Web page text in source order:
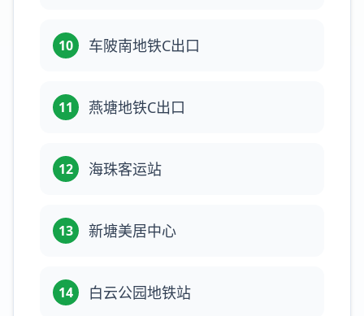
10 车陂南地铁C出口
11 燕塘地铁C出口
12 海珠客运站
13 新塘美居中心
14 白云公园地铁站